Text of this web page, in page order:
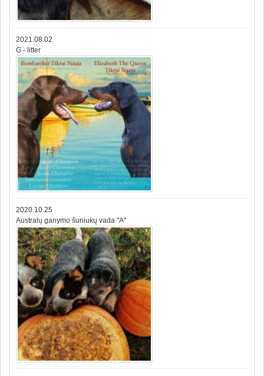
2021.08.02
G - litter
2020.10.25
Australų ganymo šuniukų vada "A"